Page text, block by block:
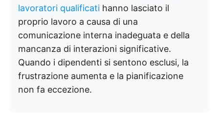
lavoratori qualificati hanno lasciato il
proprio lavoro a causa di una
comunicazione interna inadeguata e della
mancanza di interazioni significative.
Quando i dipendenti si sentono esclusi, la
frustrazione aumenta e la pianificazione
non fa eccezione.